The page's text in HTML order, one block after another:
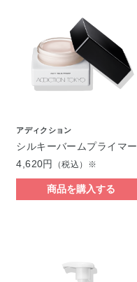
アディクション
シルキーバームプライマー
4,620円
（税込）※
商品を購入する